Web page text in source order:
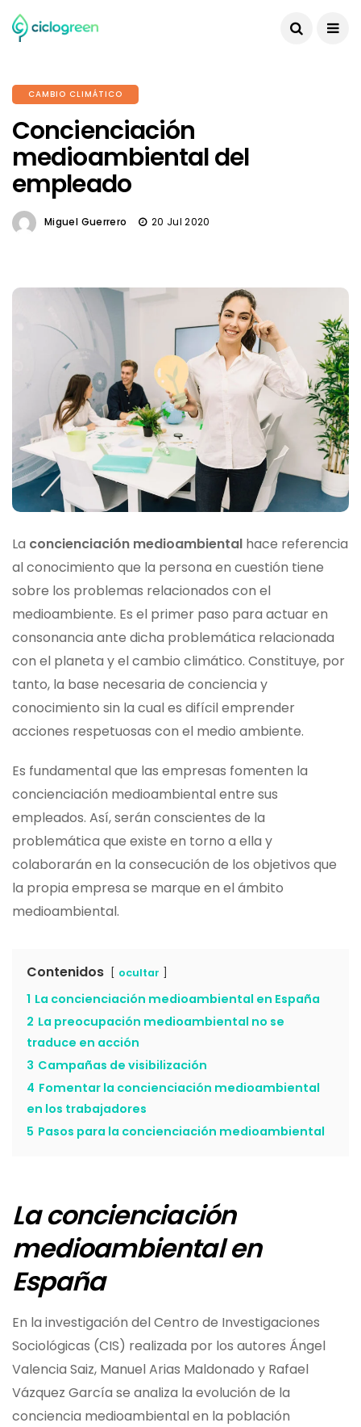
CAMBIO CLIMÁTICO
Concienciación
medioambiental del
empleado
Miguel Guerrero 20 Jul 2020
La concienciación medioambiental hace referencia
al conocimiento que la persona en cuestión tiene
sobre los problemas relacionados con el
medioambiente. Es el primer paso para actuar en
consonancia ante dicha problemática relacionada
con el planeta y el cambio climático. Constituye, por
tanto, la base necesaria de conciencia y
conocimiento sin la cual es difícil emprender
acciones respetuosas con el medio ambiente.
Es fundamental que las empresas fomenten la
concienciación medioambiental entre sus
empleados. Así, serán conscientes de la
problemática que existe en torno a ella y
colaborarán en la consecución de los objetivos que
la propia empresa se marque en el ámbito
medioambiental.
Contenidos ocultar
1 La concienciación medioambiental en España
2 La preocupación medioambiental no se
traduce en acción
3 Campañas de visibilización
4 Fomentar la concienciación medioambiental
en los trabajadores
5 Pasos para la concienciación medioambiental
La concienciación
medioambiental en
España
En la investigación del Centro de Investigaciones
Sociológicas (CIS) realizada por los autores Ángel
Valencia Saiz, Manuel Arias Maldonado y Rafael
Vázquez García se analiza la evolución de la
conciencia medioambiental en la población